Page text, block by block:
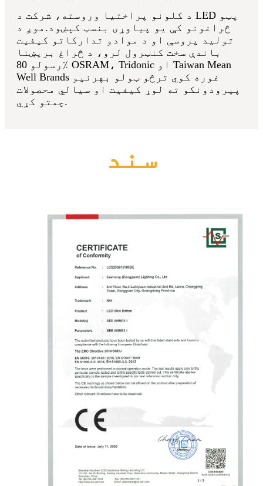
د کلونو پراختیا وروسته، شرکت د LED پټو
څراغونو کې یو پیاوړی بنسټ کېښود.موږ د
تولید پروسې او د موادو تدارکاتو کیفیت
باندې سخت کنټرول لرو، د څراغ بریښنا
رسولو 80٪ OSRAM، Tridonic او Taiwan Mean
Well Brands غوره کوي ترڅو ټولو بهرنیو
پیرودونکو ته لوړ کیفیت او سیالي محصولات
چمتو کړي.
سند